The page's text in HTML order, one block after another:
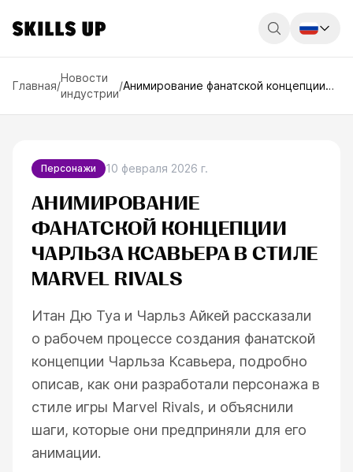
Главная/
Новости
индустрии
/Анимирование фанатской концепции
Персонажи 10 февраля 2026 г.
АНИМИРОВАНИЕ
ФАНАТСКОЙ КОНЦЕПЦИИ
ЧАРЛЬЗА КСАВЬЕРА В СТИЛЕ
MARVEL RIVALS
Итан Дю Туа и Чарльз Айкей рассказали
о рабочем процессе создания фанатской
концепции Чарльза Ксавьера, подробно
описав, как они разработали персонажа в
стиле игры Marvel Rivals, и объяснили
шаги, которые они предприняли для его
анимации.